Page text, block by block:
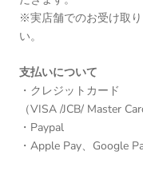
※実店舗でのお受け取
い。
支払いについて
・クレジットカード
（VISA /JCB/ Master
・Paypal
・Apple Pay、Google